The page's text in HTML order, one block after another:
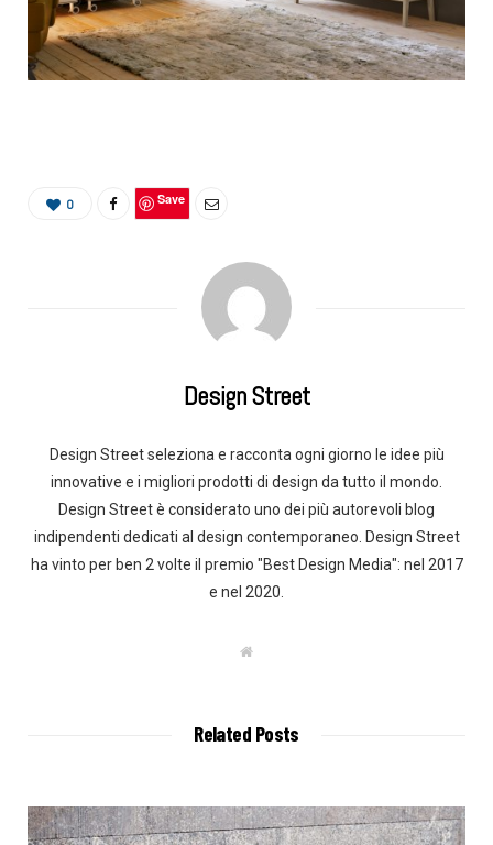
0 Save
Design Street
Design Street seleziona e racconta ogni giorno le idee più
innovative e i migliori prodotti di design da tutto il mondo.
Design Street è considerato uno dei più autorevoli blog
indipendenti dedicati al design contemporaneo. Design Street
ha vinto per ben 2 volte il premio "Best Design Media": nel 2017
e nel 2020.
W
Related Posts